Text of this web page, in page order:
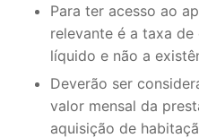
Para ter acesso ao
relevante é a taxa
líquido e não a
Deverão ser
valor mensal da
aquisição de